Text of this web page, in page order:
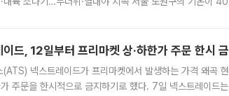
이드, 12일부터 프리마켓 상·하한가 주문 한시 금
(ATS) 넥스트레이드가 프리마켓에서 발생하는 가격 왜곡
가 주문을 한시적으로 금지하기로 했다. 7일 넥스트레이드